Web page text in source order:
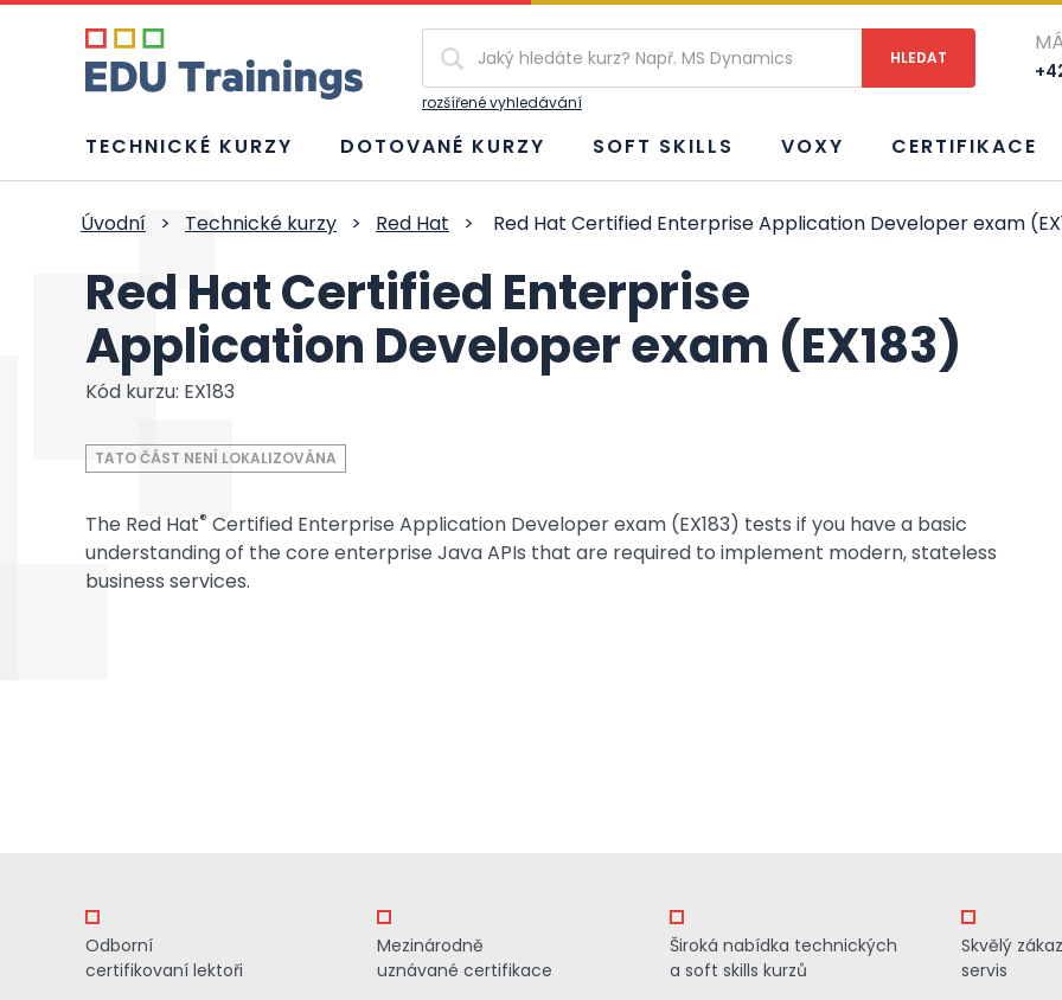
rozšířené vyhledávání
TECHNICKÉ KURZY DOTOVANÉ KURZY SOFT SKILLS VOXY CERTIFIKACE
Úvodní > Technické kurzy > Red Hat > Red Hat Certified Enterprise Application Developer exam
Red Hat Certified Enterprise
Application Developer exam (EX183)
Kód kurzu: EX183
TATO ČÁST NENÍ LOKALIZOVÁNA
The Red Hat® Certified Enterprise Application Developer exam (EX183) tests if you have a basic
understanding of the core enterprise Java APIs that are required to implement modern, stateless
business services.
Odborní
certifikovaní lektoři
Mezinárodně
uznávané certifikace
Široká nabídka technických
a soft skills kurzů
Skvělý
servis